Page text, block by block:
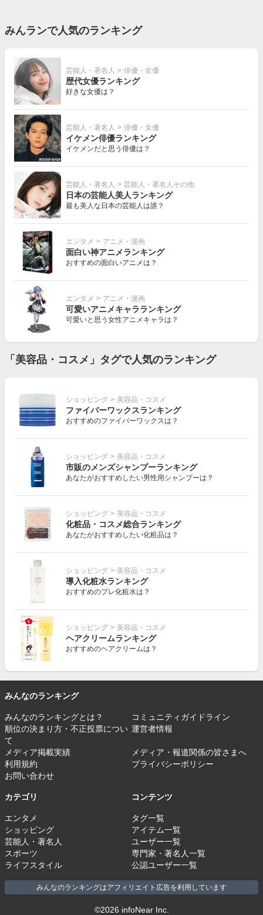
みんランで人気のランキング
芸能人・著名人 > 俳優・女優
歴代女優ランキング
好きな女優は？
芸能人・著名人 > 俳優・女優
イケメン俳優ランキング
イケメンだと思う俳優は？
芸能人・著名人 > 芸能人・著名人その他
日本の芸能人美人ランキング
最も美人な日本の芸能人は誰？
エンタメ > アニメ・漫画
面白い神アニメランキング
おすすめの面白いアニメは？
エンタメ > アニメ・漫画
可愛いアニメキャラランキング
可愛いと思う女性アニメキャラは？
「美容品・コスメ」タグで人気のランキング
ショッピング > 美容品・コスメ
ファイバーワックスランキング
おすすめのファイバーワックスは？
ショッピング > 美容品・コスメ
市販のメンズシャンプーランキング
あなたがおすすめしたい男性用シャンプーは？
ショッピング > 美容品・コスメ
化粧品・コスメ総合ランキング
あなたがおすすめしたい化粧品は？
ショッピング > 美容品・コスメ
導入化粧水ランキング
おすすめのプレ化粧水は？
ショッピング > 美容品・コスメ
ヘアクリームランキング
おすすめのヘアクリームは？
みんなのランキング
みんなのランキングとは？
コミュニティガイドライン
順位の決まり方・不正投票につい
て
運営者情報
メディア掲載実績
メディア・報道関係の皆さまへ
利用規約
プライバシーポリシー
お問い合わせ
カテゴリ
エンタメ
ショッピング
芸能人・著名人
スポーツ
ライフスタイル
コンテンツ
タグ一覧
アイテム一覧
ユーザー一覧
専門家・著名人一覧
公認ユーザー一覧
みんなのランキングはアフィリエイト広告を利用しています
©2026 infoNear Inc.